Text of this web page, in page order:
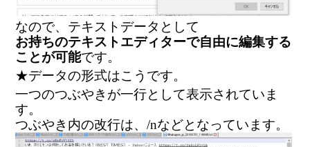
なので、テキストデータとして
お持ちのテキストエディターで自由に編集する
ことが可能です。
★データの形式はこうです。
一つのつぶやきが一行として表示されていま
す。
つぶやき内の改行は、/nなどとなっています。